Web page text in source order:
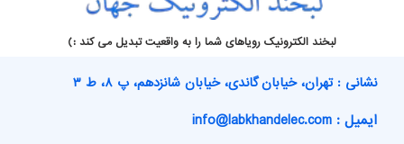
لبخند الکترونیک رویاهای شما را به واقعیت تبدیل می کند :)
نشانی : تهران، خیابان گاندی، خیابان شانزدهم، پ ۸، ط ۳
ایمیل : info@labkhandelec.com